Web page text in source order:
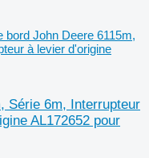
bord John Deere 6115m,
à levier d'origine
Série 6m, Interrupteur
AL172652 pour